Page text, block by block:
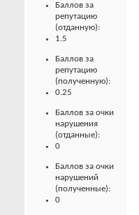
Баллов за
репутацию
(отданную):
1.5
Баллов за
репутацию
(полученную):
0.25
Баллов за очки
нарушения
(отданные):
0
Баллов за очки
нарушений
(полученные):
0